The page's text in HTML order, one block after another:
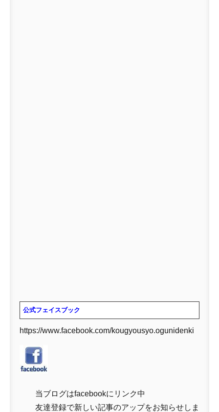
公式フェイスブック
https://www.facebook.com/kougyousyo.ogunidenki
当ブログはfacebookにリンク中
友達登録で新しい記事のアップをお知らせしま